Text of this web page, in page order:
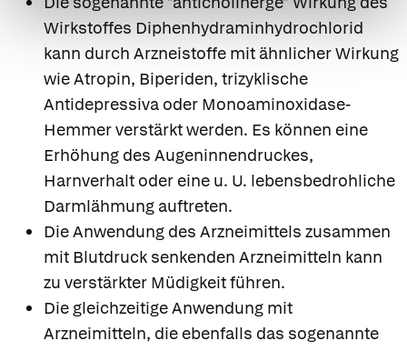
Wirkstoffes Diphenhydraminhydrochlorid
kann durch Arzneistoffe mit ähnlicher Wirkung
wie Atropin, Biperiden, trizyklische
Antidepressiva oder Monoaminoxidase-
Hemmer verstärkt werden. Es können eine
Erhöhung des Augeninnendruckes,
Harnverhalt oder eine u. U. lebensbedrohliche
Darmlähmung auftreten.
Die Anwendung des Arzneimittels zusammen
mit Blutdruck senkenden Arzneimitteln kann
zu verstärkter Müdigkeit führen.
Die gleichzeitige Anwendung mit
Arzneimitteln, die ebenfalls das sogenannte